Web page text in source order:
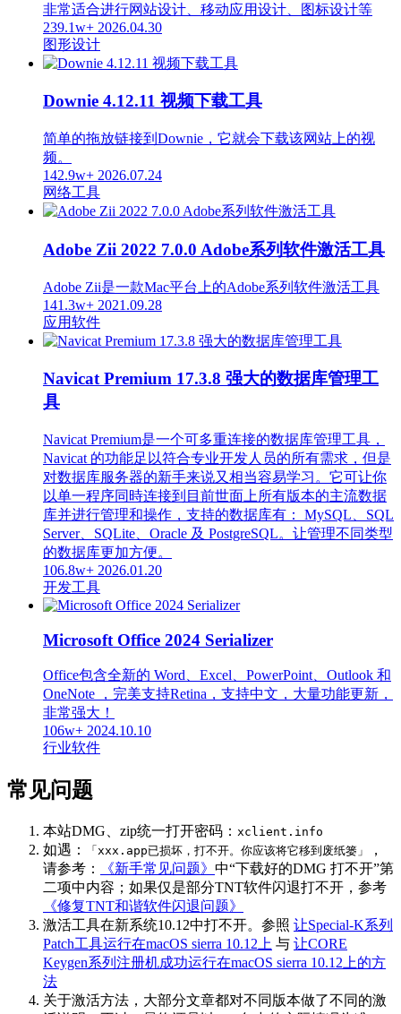
非常适合进行网站设计、移动应用设计、图标设计等
239.1w+ 2026.04.30
图形设计
Downie 4.12.11 视频下载工具
简单的拖放链接到Downie，它就会下载该网站上的视
频。
142.9w+ 2026.07.24
网络工具
Adobe Zii 2022 7.0.0 Adobe系列软件激活工具
Adobe Zii是一款Mac平台上的Adobe系列软件激活工具
141.3w+ 2021.09.28
应用软件
Navicat Premium 17.3.8 强大的数据库管理工
具
Navicat Premium是一个可多重连接的数据库管理工具，
Navicat 的功能足以符合专业开发人员的所有需求，但是
对数据库服务器的新手来说又相当容易学习。它可让你
以单一程序同時连接到目前世面上所有版本的主流数据
库并进行管理和操作，支持的数据库有： MySQL、SQL
Server、SQLite、Oracle 及 PostgreSQL。让管理不同类型
的数据库更加方便。
106.8w+ 2026.01.20
开发工具
Microsoft Office 2024 Serializer
Office包含全新的 Word、Excel、PowerPoint、Outlook 和
OneNote ，完美支持Retina，支持中文，大量功能更新，
非常强大！
106w+ 2024.10.10
行业软件
常见问题
本站DMG、zip统一打开密码： xclient.info
如遇： 「xxx.app已损坏，打不开。你应该将它移到废纸篓」
，
请参考：
《新手常见问题》 中“下载好的DMG 打不开”第
二项中内容；如果仅是部分TNT软件闪退打不开，参考
《修复TNT和谐软件闪退问题》
激活工具在新系统10.12中打不开。参照 让Special-K系列
Patch工具运行在macOS sierra 10.12上 与 让CORE
Keygen系列注册机成功运行在macOS sierra 10.12上的方
法
关于激活方法，大部分文章都对不同版本做了不同的激